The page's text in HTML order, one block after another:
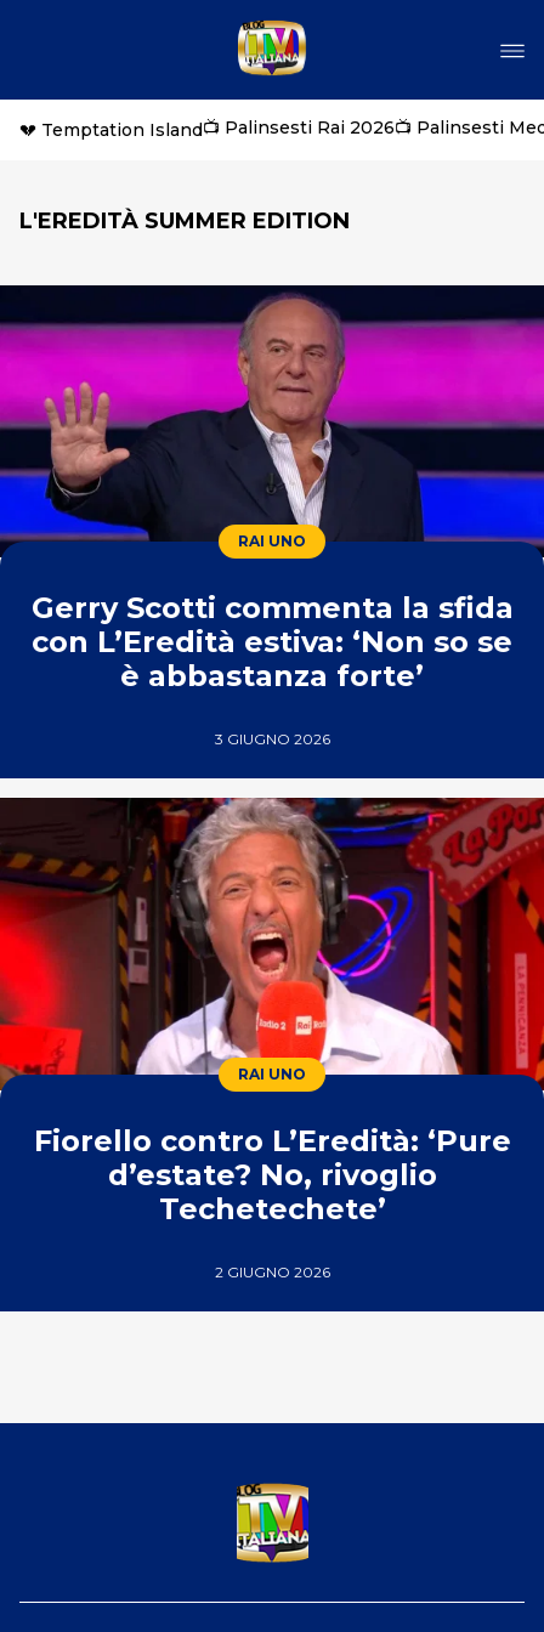
💔 Temptation Island📺 Palinsesti Rai 2026📺 Palinsesti
L'EREDITÀ SUMMER EDITION
RAI UNO
Gerry Scotti commenta la sfida
con L’Eredità estiva: ‘Non so se
è abbastanza forte’
3 GIUGNO 2026
RAI UNO
Fiorello contro L’Eredità: ‘Pure
d’estate? No, rivoglio
Techetechete’
2 GIUGNO 2026